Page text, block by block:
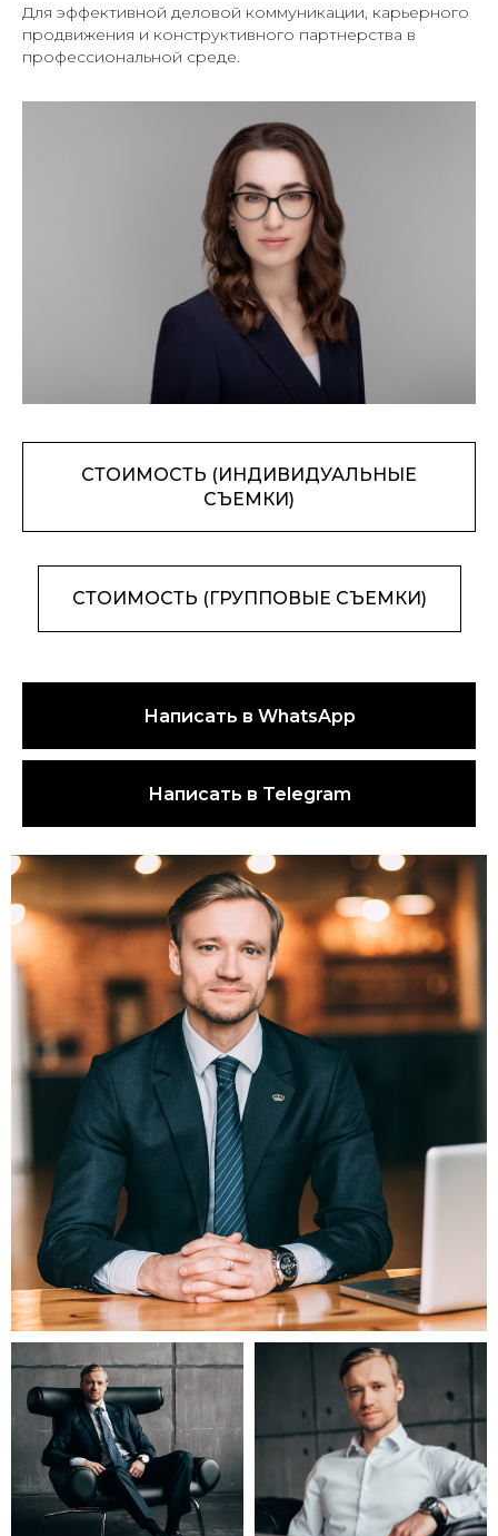
Для эффективной деловой коммуникации, карьерного
продвижения и конструктивного партнерства в
профессиональной среде.
СТОИМОСТЬ (ИНДИВИДУАЛЬНЫЕ
СЪЕМКИ)
СТОИМОСТЬ (ГРУППОВЫЕ СЪЕМКИ)
Написать в WhatsApp
Написать в Telegram